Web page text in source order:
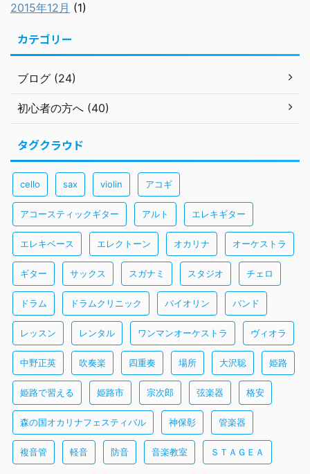
2015年12月 (1)
カテゴリー
ブログ (24)
初心者の方へ (40)
タグクラウド
cello sax violin アコギ
アコースティックギター アルト エレキギター
エレキベース エレクトーン オカリナ オーケストラ
ギター サックス スガナミ スタジオ チェロ
ドラム ドラムクリニック バイオリン バンド
レッスン レンタル ワンマンオーケストラ ヴィオラ
中野正英 吹奏楽 四重奏 場所 大沢聡 姫路
姫路で習える 姫路市 宗次郎 弦楽器 格安
森の国オカリナフェスティバル 神保彰 管楽器
複音管 軽音 防音 音楽教室 ＳＴＡＧＥＡ